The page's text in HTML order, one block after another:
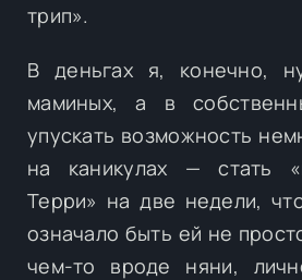
трип».
В деньгах я, конечно,
маминых, а в
упускать возможность
на каникулах — стать
Терри» на две недели,
означало быть ей не
чем-то вроде няни,